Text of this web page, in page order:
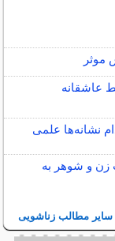
عاشقانه
نشانه‌ها علمی
زن و شوهر به
سایر مطالب زناشویی